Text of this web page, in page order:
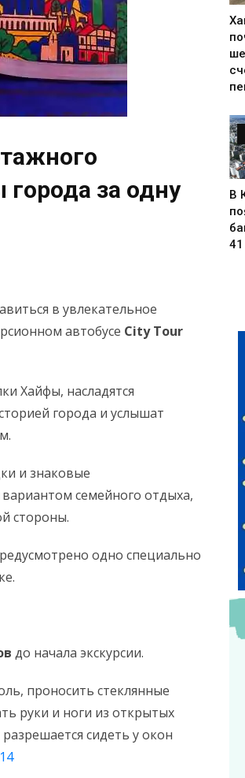
за одну
в увлекательное
автобусе City Tour
Хайфы, насладятся
города и услышат
и знаковые
семейного отдыха,
стороны.
одно специально
до начала экскурсии.
проносить стеклянные
руки и ноги из открытых
сидеть у окон
В